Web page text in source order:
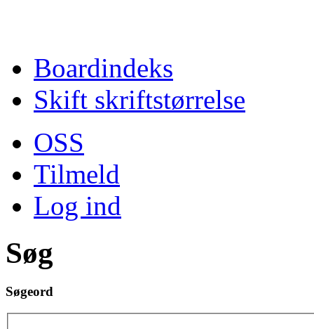
Boardindeks
Skift skriftstørrelse
OSS
Tilmeld
Log ind
Søg
Søgeord